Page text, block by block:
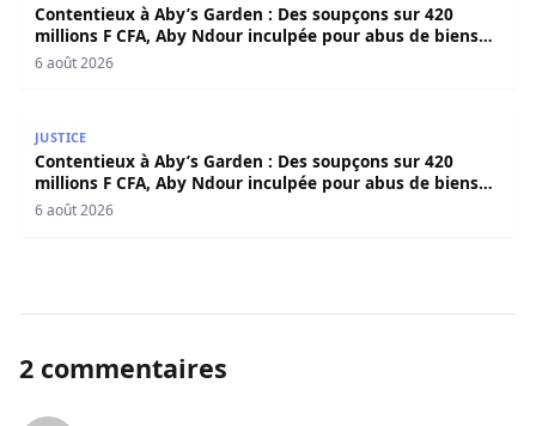
Contentieux à Aby’s Garden : Des soupçons sur 420
millions F CFA, Aby Ndour inculpée pour abus de biens
sociaux
6 août 2026
JUSTICE
Contentieux à Aby’s Garden : Des soupçons sur 420
millions F CFA, Aby Ndour inculpée pour abus de biens
sociaux
6 août 2026
2 commentaires